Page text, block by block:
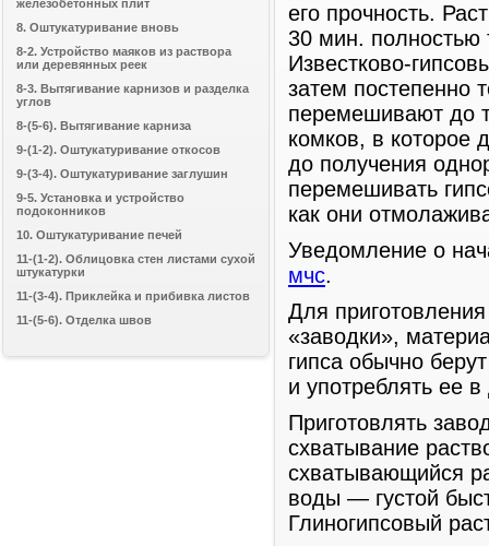
его прочность.
30 мин. полностью
Известково-
затем постепенно
перемешивают до
комков, в которое
до получения
перемешивать
как они
Уведомление о
мчс.
Для
«заводки»,
гипса обычно
и употреблять ее
Приготовлять
схватывание
схватывающийся
воды — густой
Глиногипсовый
железобетонных плит
8. Оштукатуривание вновь
8-2. Устройство маяков из раствора
или деревянных реек
8-3. Вытягивание карнизов и разделка
углов
8-(5-6). Вытягивание карниза
9-(1-2). Оштукатуривание откосов
9-(3-4). Оштукатуривание заглушин
9-5. Установка и устройство
подоконников
10. Оштукатуривание печей
11-(1-2). Облицовка стен листами сухой
штукатурки
11-(3-4). Приклейка и прибивка листов
11-(5-6). Отделка швов